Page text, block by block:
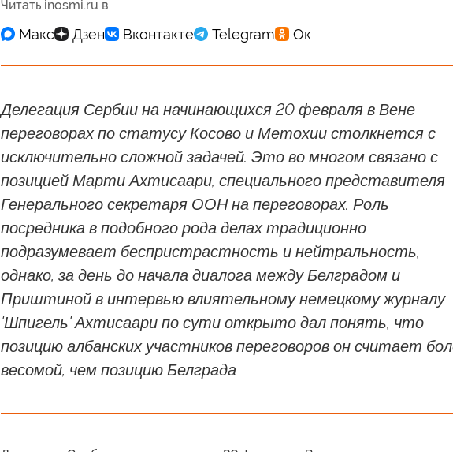
Читать inosmi.ru в
Делегация Сербии на начинающихся 20 февраля в Вене
переговорах по статусу Косово и Метохии столкнется с
исключительно сложной задачей. Это во многом связано с
позицией Марти Ахтисаари, специального представителя
Генерального секретаря ООН на переговорах. Роль
посредника в подобного рода делах традиционно
подразумевает беспристрастность и нейтральность,
однако, за день до начала диалога между Белградом и
Приштиной в интервью влиятельному немецкому журналу
'Шпигель' Ахтисаари по сути открыто дал понять, что
позицию албанских участников переговоров он считает
весомой, чем позицию Белграда